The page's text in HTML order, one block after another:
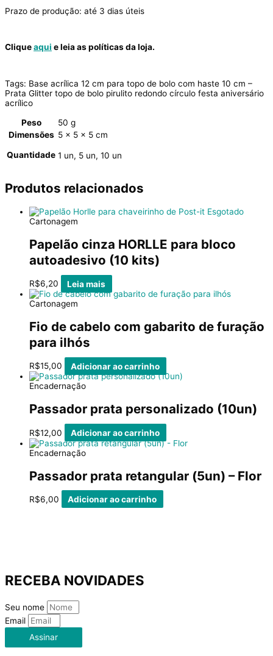
Prazo de produção: até 3 dias úteis
Cliqueaqui e leia as políticas da loja.
Tags: Base acrílica 12 cm para topo de bolo com haste 10 cm –
Prata Glitter topo de bolo pirulito redondo círculo festa aniversário
acrílico
Peso
50 g
Dimensões 5 × 5 × 5 cm
Quantidade 1 un, 5 un, 10 un
Produtos relacionados
Esgotado
Cartonagem
Papelão cinza HORLLE para bloco
autoadesivo (10 kits)
R$6,20 Leia mais
Cartonagem
Fio de cabelo com gabarito de furação
para ilhós
R$15,00 Adicionar ao carrinho
Encadernação
Passador prata personalizado (10un)
R$12,00 Adicionar ao carrinho
Encadernação
Passador prata retangular (5un) – Flor
R$6,00 Adicionar ao carrinho
RECEBA NOVIDADES
Seu nome
Email
Assinar